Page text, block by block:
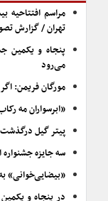
مراسم
تهران / گزارش
پنجاه و یکمین
می‌رود
مورگان فریمن:
«ابرسواران مه
پیتر گیل درگذشت
سه جایزه جشنواره
«بیضایی‌خوانی»
در پنجاه و